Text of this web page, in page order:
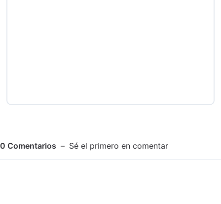
0 Comentarios Sé el primero en comentar